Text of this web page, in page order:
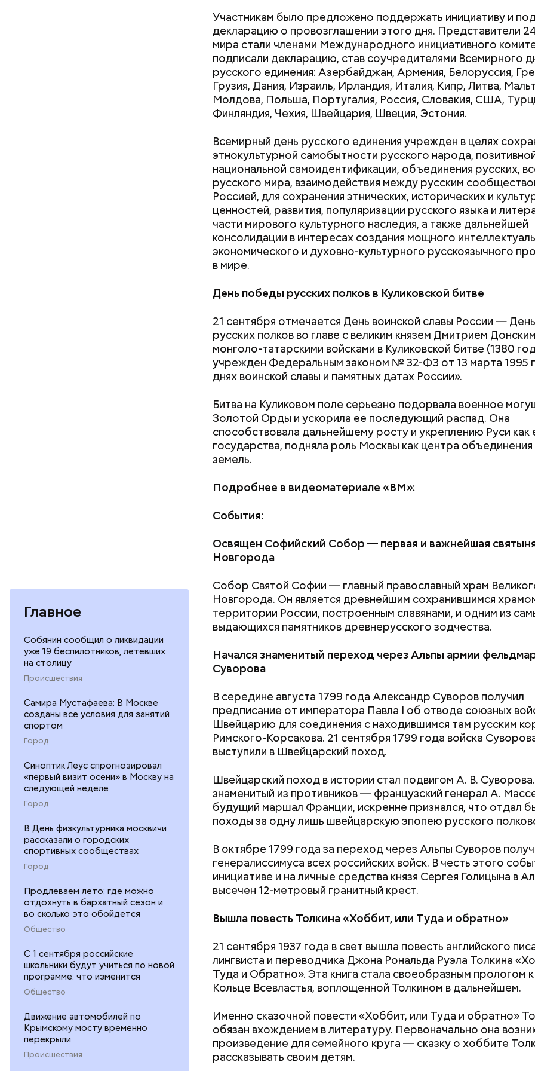
Главное
Собянин сообщил о ликвидации
уже 19 беспилотников, летевших
на столицу
Происшествия
Самира Мустафаева: В Москве
созданы все условия для занятий
спортом
Город
Синоптик Леус спрогнозировал
«первый визит осени» в Москву на
следующей неделе
Город
В День физкультурника москвичи
рассказали о городских
спортивных сообществах
Город
Продлеваем лето: где можно
отдохнуть в бархатный сезон и
во сколько это обойдется
Общество
С 1 сентября российские
школьники будут учиться по новой
программе: что изменится
Общество
Движение автомобилей по
Крымскому мосту временно
перекрыли
Происшествия
Участникам было предложено поддержать инициативу и
декларацию о провозглашении этого дня. Представители
мира стали членами Международного инициативного
подписали декларацию, став соучредителями Всемирного
русского единения: Азербайджан, Армения, Белоруссия,
Грузия, Дания, Израиль, Ирландия, Италия, Кипр, Литва,
Молдова, Польша, Португалия, Россия, Словакия, США,
Финляндия, Чехия, Швейцария, Швеция, Эстония.
Всемирный день русского единения учрежден в целях
этнокультурной самобытности русского народа,
национальной самоидентификации, объединения русских,
русского мира, взаимодействия между русским
Россией, для сохранения этнических, исторических и
ценностей, развития, популяризации русского языка и
части мирового культурного наследия, а также дальнейшей
консолидации в интересах создания мощного
экономического и духовно-культурного русскоязычного
в мире.
День победы русских полков в Куликовской битве
21 сентября отмечается День воинской славы России —
русских полков во главе с великим князем Дмитрием
монголо-татарскими войсками в Куликовской битве (1380
учрежден Федеральным законом № 32-ФЗ от 13 марта 1995
днях воинской славы и памятных датах России».
Битва на Куликовом поле серьезно подорвала военное
Золотой Орды и ускорила ее последующий распад. Она
способствовала дальнейшему росту и укреплению Руси как
государства, подняла роль Москвы как центра объединения
земель.
Подробнее в видеоматериале «ВМ»:
События:
Освящен Софийский Собор — первая и важнейшая
Новгорода
Собор Святой Софии — главный православный храм
Новгорода. Он является древнейшим сохранившимся
территории России, построенным славянами, и одним из
выдающихся памятников древнерусского зодчества.
Начался знаменитый переход через Альпы армии
Суворова
В середине августа 1799 года Александр Суворов получил
предписание от императора Павла I об отводе союзных
Швейцарию для соединения с находившимся там русским
Римского-Корсакова. 21 сентября 1799 года войска
выступили в Швейцарский поход.
Швейцарский поход в истории стал подвигом А. В.
знаменитый из противников — французский генерал А.
будущий маршал Франции, искренне признался, что отдал
походы за одну лишь швейцарскую эпопею русского
В октябре 1799 года за переход через Альпы Суворов
генералиссимуса всех российских войск. В честь этого
инициативе и на личные средства князя Сергея Голицына в
высечен 12-метровый гранитный крест.
Вышла повесть Толкина «Хоббит, или Туда и обратно»
21 сентября 1937 года в свет вышла повесть английского
лингвиста и переводчика Джона Рональда Руэла Толкина
Туда и Обратно». Эта книга стала своеобразным прологом
Кольце Всевластья, воплощенной Толкином в дальнейшем.
Именно сказочной повести «Хоббит, или Туда и обратно»
обязан вхождением в литературу. Первоначально она
произведение для семейного круга — сказку о хоббите
рассказывать своим детям.
нельзя ни в коем случае махать руками;
не стоит пытаться «поймать» молнию или потрогать,
металлическими предметами.
— Может пробить заряд на человека. Нужно вести себя
академик.
может отразиться
предстоящем лете
По его словам, молния может распасться, улететь или просто
погаснуть. Однако есть риск, что она может и взорваться.
— объяснил Бычков. — Но чаще всего они не взрываются.
случай. Обычно энергия у них кончается и они затухают.
Как поменять батареи дома и
Как получить до 100 тысяч
рублей от государства при
трудной ситуации: кто может
претендовать и какие нужны
Как узнать,
реновации в
искать